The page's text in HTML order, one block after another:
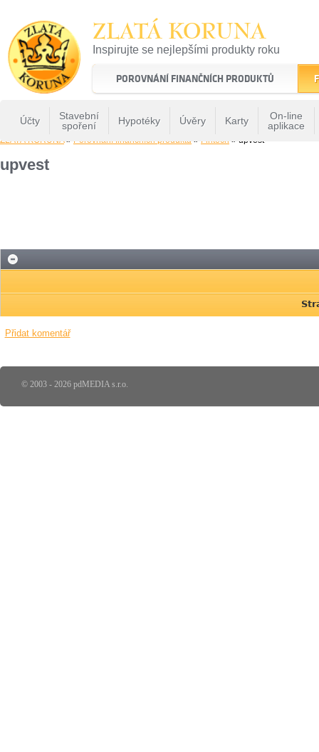
ZLATÁ KORUNA
Inspirujte se nejlepšími produkty roku
22 let tradice a kvality na finančním trhu
POROVNÁNÍ FINANČNÍCH PRODUKTŮ
Účty
Stavební
spoření
Hypotéky Úvěry Karty
On-line
aplikace
ZLATÁ KORUNA» Porovnání finančních produktů » Fintech » upvest
upvest
Přidat komentář
© 2003 - 2026 pdMEDIA s.r.o.